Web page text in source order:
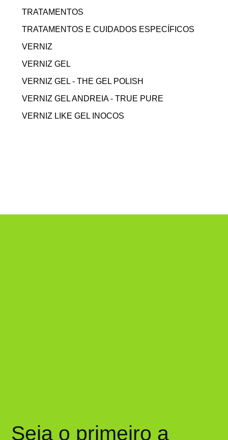
TRATAMENTOS
TRATAMENTOS E CUIDADOS ESPECÍFICOS
VERNIZ
VERNIZ GEL
VERNIZ GEL - THE GEL POLISH
VERNIZ GEL ANDREIA - TRUE PURE
VERNIZ LIKE GEL INOCOS
Seja o primeiro a